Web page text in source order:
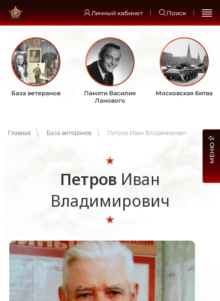
Личный кабинет Поиск
База ветеранов
Памяти Василия
Ланового
Московская битва
Главная База ветеранов Петров Иван Владимирович
Петров Иван
Владимирович
МЕНЮ